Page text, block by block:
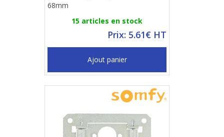
68mm
15 articles en stock
Prix: 5.61€ HT
Ajout panier